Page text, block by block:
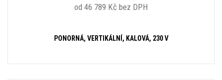
od 46 789 Kč bez DPH
PONORNÁ, VERTIKÁLNÍ, KALOVÁ, 230 V